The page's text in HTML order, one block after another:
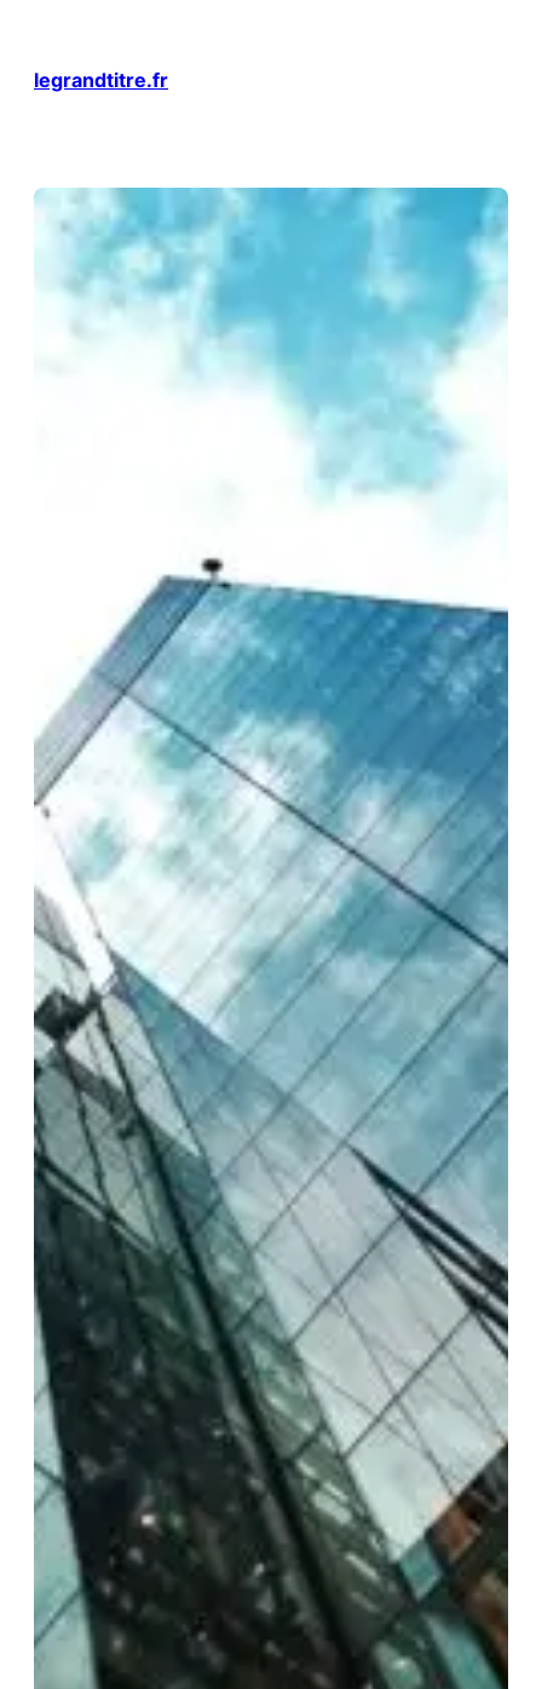
contenu
legrandtitre.fr